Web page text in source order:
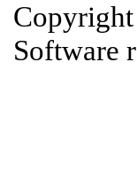
Software